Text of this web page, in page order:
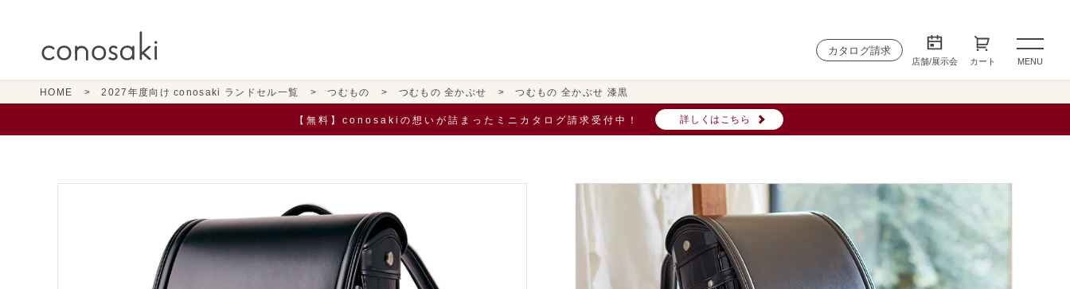
カタログ請求
店舗/展示会 カート MENU
HOME 2027年度向け conosaki ランドセル一覧 つむもの つむもの 全かぶせ つむもの 全かぶせ 漆黒
【無料】conosakiの想いが詰まったミニカタログ請求受付中！ 詳しくはこちら